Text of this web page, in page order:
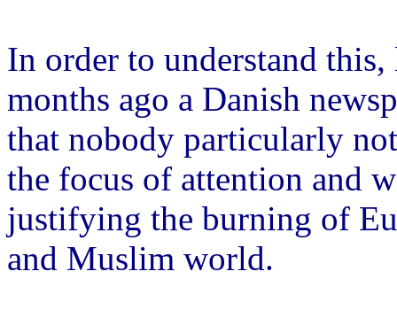
In order to understand
months ago a Danish
that nobody particularly
the focus of attention and
justifying the burning of
and Muslim world.